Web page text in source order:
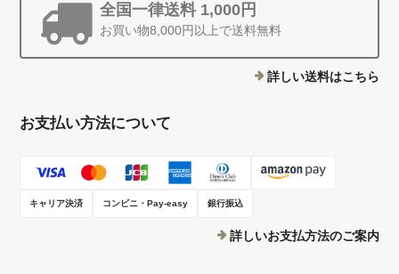
全国一律送料 1,000円
お買い物8,000円以上で送料無料
詳しい送料はこちら
お支払い方法について
キャリア決済 コンビニ・Pay-easy 銀行振込
詳しいお支払方法のご案内